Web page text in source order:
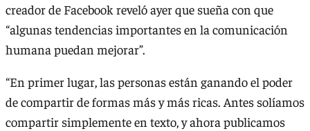
creador de Facebook reveló ayer que sueña con que
“algunas tendencias importantes en la comunicación
humana puedan mejorar”.
“En primer lugar, las personas están ganando el poder
de compartir de formas más y más ricas. Antes solíamos
compartir simplemente en texto, y ahora publicamos